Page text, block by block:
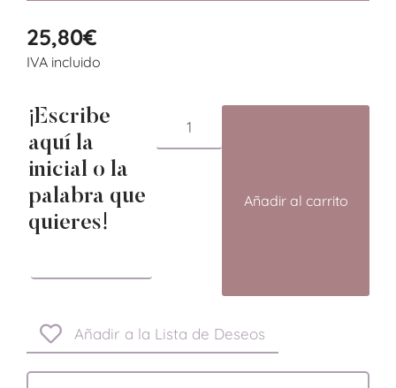
25,80€
IVA incluido
¡Escribe
aquí la
inicial o la
palabra que
quieres!
Añadir al carrito
Añadir a la Lista de Deseos